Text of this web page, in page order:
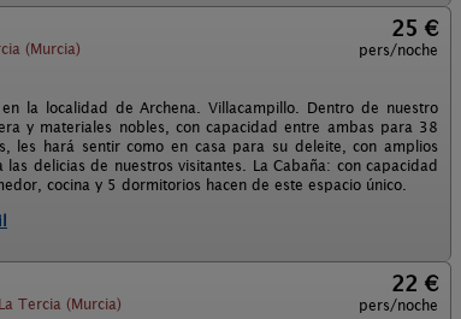
(Murcia)
25 €
pers/noche
la localidad de Archena. Villacampillo. Dentro de nuestro
y materiales nobles, con capacidad entre ambas para 38
les hará sentir como en casa para su deleite, con amplios
delicias de nuestros visitantes. La Cabaña: con capacidad
cocina y 5 dormitorios hacen de este espacio único.
Tercia (Murcia)
22 €
pers/noche